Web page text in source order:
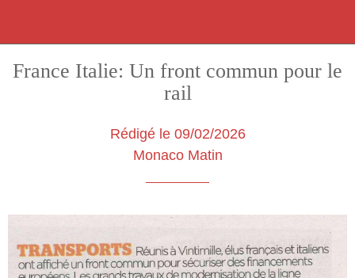
France Italie: Un front commun pour le
rail
Rédigé le 09/02/2026
Monaco Matin